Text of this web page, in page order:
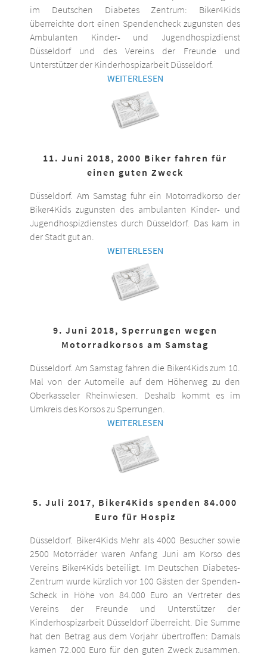
im Deutschen Diabetes Zentrum: Biker4Kids
überreichte dort einen Spendencheck zugunsten des
Ambulanten Kinder- und Jugendhospizdienst
Düsseldorf und des Vereins der Freunde und
Unterstützer der Kinderhospizarbeit Düsseldorf.
WEITERLESEN
11. Juni 2018, 2000 Biker fahren für
einen guten Zweck
Düsseldorf. Am Samstag fuhr ein Motorradkorso der
Biker4Kids zugunsten des ambulanten Kinder- und
Jugendhospizdienstes durch Düsseldorf. Das kam in
der Stadt gut an.
WEITERLESEN
9. Juni 2018, Sperrungen wegen
Motorradkorsos am Samstag
Düsseldorf. Am Samstag fahren die Biker4Kids zum 10.
Mal von der Automeile auf dem Höherweg zu den
Oberkasseler Rheinwiesen. Deshalb kommt es im
Umkreis des Korsos zu Sperrungen.
WEITERLESEN
5. Juli 2017, Biker4Kids spenden 84.000
Euro für Hospiz
Düsseldorf. Biker4Kids Mehr als 4000 Besucher sowie
2500 Motorräder waren Anfang Juni am Korso des
Vereins Biker4Kids beteiligt. Im Deutschen Diabetes-
Zentrum wurde kürzlich vor 100 Gästen der Spenden-
Scheck in Höhe von 84.000 Euro an Vertreter des
Vereins der Freunde und Unterstützer der
Kinderhospizarbeit Düsseldorf überreicht. Die Summe
hat den Betrag aus dem Vorjahr übertroffen: Damals
kamen 72.000 Euro für den guten Zweck zusammen.